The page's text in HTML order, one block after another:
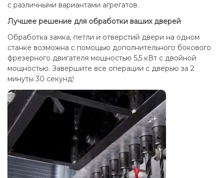
с различными вариантами агрегатов.
Лучшее решение для обработки ваших дверей
Обработка замка, петли и отверстий двери на одном
станке возможна с помощью дополнительного бокового
фрезерного двигателя мощностью 5,5 кВт с двойной
мощностью. Завершите все операции с дверью за 2
минуты 30 секунд!